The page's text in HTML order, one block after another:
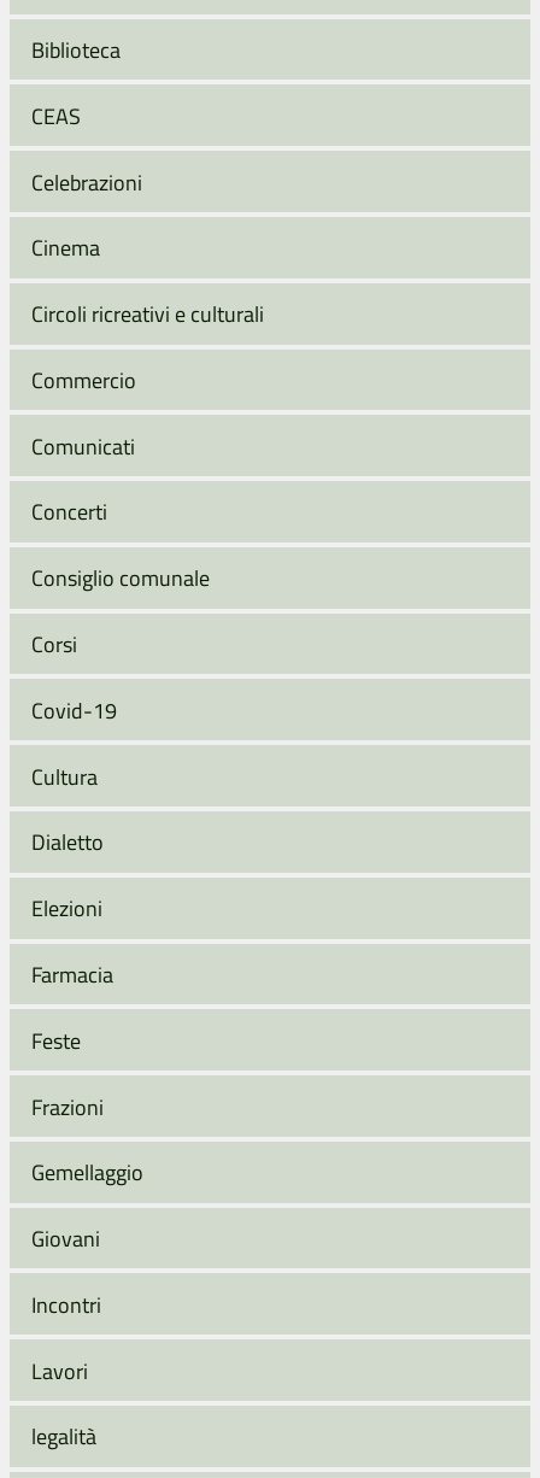
Biblioteca
CEAS
Celebrazioni
Cinema
Circoli ricreativi e culturali
Commercio
Comunicati
Concerti
Consiglio comunale
Corsi
Covid-19
Cultura
Dialetto
Elezioni
Farmacia
Feste
Frazioni
Gemellaggio
Giovani
Incontri
Lavori
legalità